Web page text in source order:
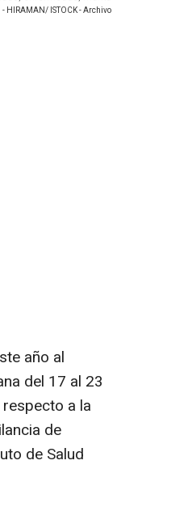
- HIRAMAN/ ISTOCK - Archivo
año al
del 17 al 23
a la
de
de Salud